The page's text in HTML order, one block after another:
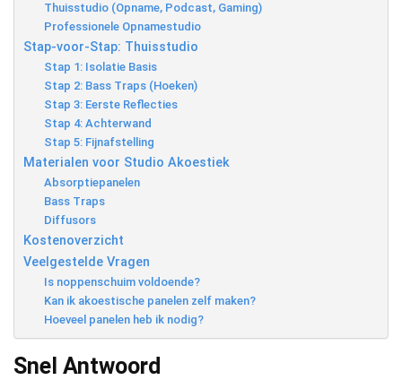
Thuisstudio (Opname, Podcast, Gaming)
Professionele Opnamestudio
Stap-voor-Stap: Thuisstudio
Stap 1: Isolatie Basis
Stap 2: Bass Traps (Hoeken)
Stap 3: Eerste Reflecties
Stap 4: Achterwand
Stap 5: Fijnafstelling
Materialen voor Studio Akoestiek
Absorptiepanelen
Bass Traps
Diffusors
Kostenoverzicht
Veelgestelde Vragen
Is noppenschuim voldoende?
Kan ik akoestische panelen zelf maken?
Hoeveel panelen heb ik nodig?
Snel Antwoord